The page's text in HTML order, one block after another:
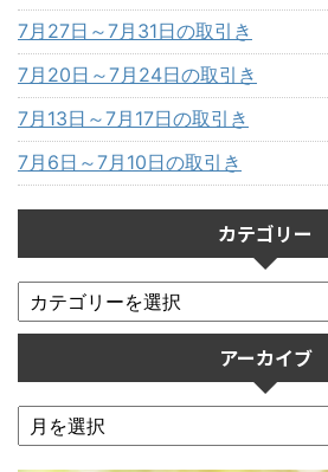
7月27日～7月31日の取引き
7月20日～7月24日の取引き
7月13日～7月17日の取引き
7月6日～7月10日の取引き
カテゴリー
アーカイブ